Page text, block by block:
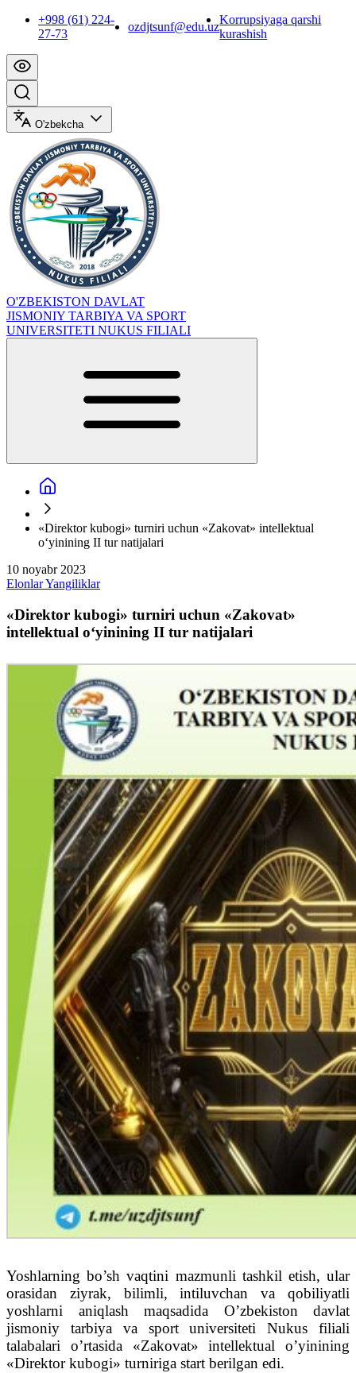
+998 (61) 224-
27-73
ozdjtsunf@edu.uz
Korrupsiyaga qarshi
kurashish
O'zbekcha
O'ZBEKISTON DAVLAT
JISMONIY TARBIYA VA SPORT
UNIVERSITETI NUKUS FILIALI
«Direktor kubogi» turniri uchun «Zakovat» intellektual
oʻyinining II tur natijalari
10 noyabr 2023
ElonlarYangiliklar
«Direktor kubogi» turniri uchun «Zakovat»
intellektual oʻyinining II tur natijalari
Yoshlarning bo’sh vaqtini mazmunli tashkil etish, ular
orasidan ziyrak, bilimli, intiluvchan va qobiliyatli
yoshlarni aniqlash maqsadida O’zbekiston davlat
jismoniy tarbiya va sport universiteti Nukus filiali
talabalari o’rtasida «Zakovat» intellektual o’yinining
«Direktor kubogi» turniriga start berilgan edi.